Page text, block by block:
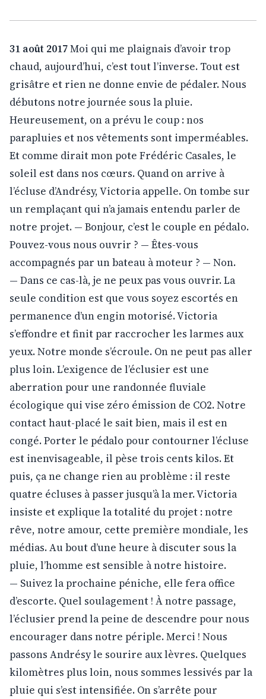
31 août 2017Moi qui me plaignais d’avoir trop
chaud, aujourd’hui, c’est tout l’inverse. Tout est
grisâtre et rien ne donne envie de pédaler. Nous
débutons notre journée sous la pluie.
Heureusement, on a prévu le coup : nos
parapluies et nos vêtements sont imperméables.
Et comme dirait mon pote Frédéric Casales, le
soleil est dans nos cœurs. Quand on arrive à
l’écluse d’Andrésy, Victoria appelle. On tombe sur
un remplaçant qui n’a jamais entendu parler de
notre projet. — Bonjour, c’est le couple en pédalo.
Pouvez-vous nous ouvrir ? — Êtes-vous
accompagnés par un bateau à moteur ? — Non.
— Dans ce cas-là, je ne peux pas vous ouvrir. La
seule condition est que vous soyez escortés en
permanence d’un engin motorisé. Victoria
s’effondre et finit par raccrocher les larmes aux
yeux. Notre monde s’écroule. On ne peut pas aller
plus loin. L’exigence de l’éclusier est une
aberration pour une randonnée fluviale
écologique qui vise zéro émission de CO2. Notre
contact haut-placé le sait bien, mais il est en
congé. Porter le pédalo pour contourner l’écluse
est inenvisageable, il pèse trois cents kilos. Et
puis, ça ne change rien au problème : il reste
quatre écluses à passer jusqu’à la mer. Victoria
insiste et explique la totalité du projet : notre
rêve, notre amour, cette première mondiale, les
médias. Au bout d’une heure à discuter sous la
pluie, l’homme est sensible à notre histoire.
— Suivez la prochaine péniche, elle fera office
d’escorte. Quel soulagement ! À notre passage,
l’éclusier prend la peine de descendre pour nous
encourager dans notre périple. Merci ! Nous
passons Andrésy le sourire aux lèvres. Quelques
kilomètres plus loin, nous sommes lessivés par la
pluie qui s’est intensifiée. On s’arrête pour